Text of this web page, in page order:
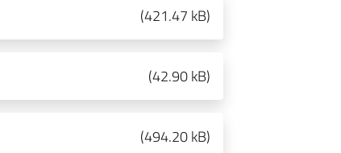
(421.47 kB)
(42.90 kB)
(494.20 kB)